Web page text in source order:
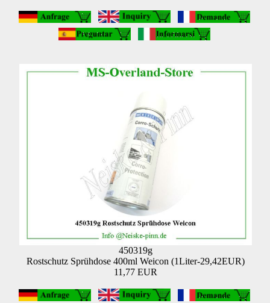
450319g
Rostschutz Sprühdose 400ml Weicon (1Liter-29,42EUR)
11,77 EUR